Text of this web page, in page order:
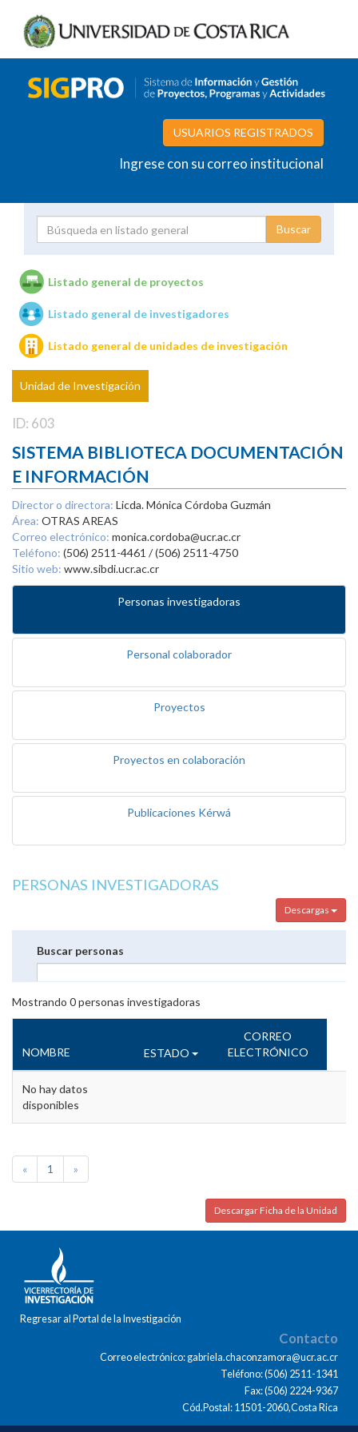
USUARIOS REGISTRADOS
Ingrese con su correo institucional
Unidades de investigación
Listado general de proyectos
Listado general de investigadores
Listado general de unidades de investigación
Unidad de Investigación
ID: 603
SISTEMA BIBLIOTECA DOCUMENTACIÓN
E INFORMACIÓN
Director o directora: Licda. Mónica Córdoba Guzmán
Área: OTRAS AREAS
Correo electrónico: monica.cordoba@ucr.ac.cr
Teléfono: (506) 2511-4461 / (506) 2511-4750
Sitio web: www.sibdi.ucr.ac.cr
Personas investigadoras
Personal colaborador
Proyectos
Proyectos en colaboración
Publicaciones Kérwá
PERSONAS INVESTIGADORAS
Descargas
Buscar personas
Mostrando 0personas investigadoras
NOMBRE ESTADO
CORREO
ELECTRÓNICO
No hay datos
disponibles
« 1 »
Descargar Ficha de la Unidad
Regresar al Portal de la Investigación
Contacto
Correo electrónico: gabriela.chaconzamora@ucr.ac.cr
Teléfono: (506) 2511-1341
Fax: (506) 2224-9367
Cód.Postal: 11501-2060,Costa Rica